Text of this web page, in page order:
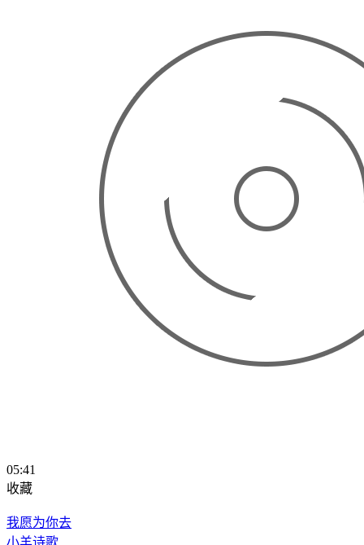
05:41
收藏
我愿为你去
小羊诗歌